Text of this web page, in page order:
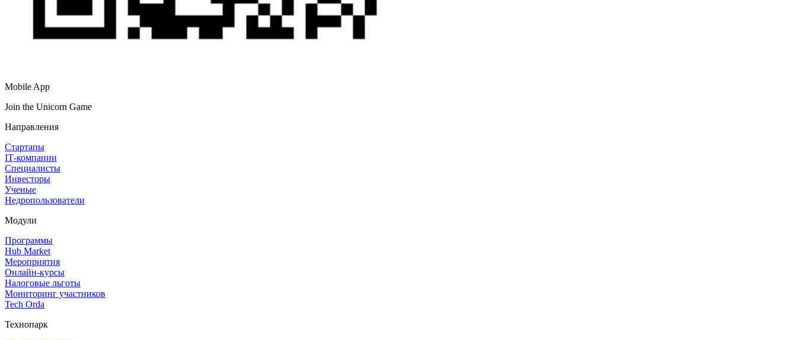
Mobile App
Join the Unicorn Game
Направления
Стартапы
IT‑компании
Специалисты
Инвесторы
Ученые
Недропользователи
Модули
Программы
Hub Market
Мероприятия
Онлайн‑курсы
Налоговые льготы
Мониторинг участников
Tech Orda
Технопарк